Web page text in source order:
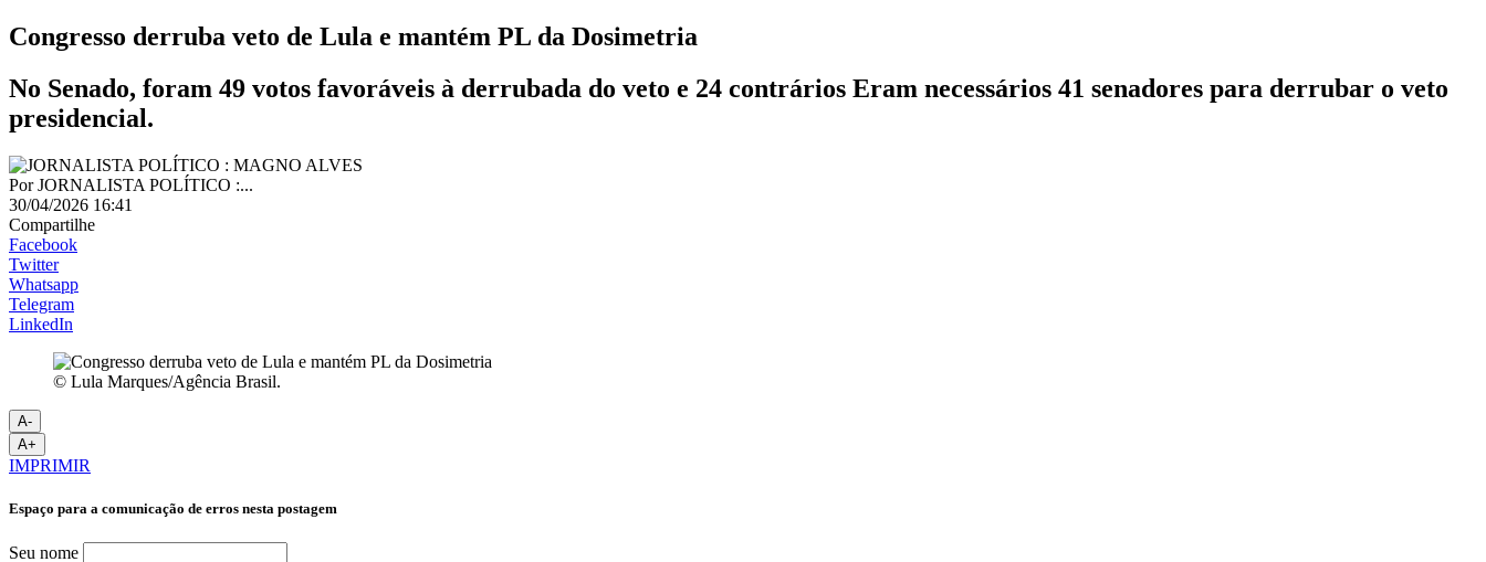
Congresso derruba veto de Lula e mantém PL da Dosimetria
No Senado, foram 49 votos favoráveis à derrubada do veto e 24 contrários Eram necessários 41 senadores para derrubar o veto
presidencial.
PorJORNALISTA POLÍTICO :...
30/04/2026 16:41
Compartilhe
Facebook
Twitter
Whatsapp
Telegram
LinkedIn
© Lula Marques/Agência Brasil.
A-
A+
IMPRIMIR
Espaço para a comunicação de erros nesta postagem
Seu nome